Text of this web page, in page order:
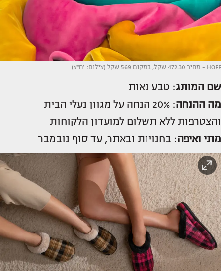
HOFF - מחיר 472.30 שקל, במקום 569 שקל (צילום: יח''צ)
שם המותג: טבע נאות
מה ההנחה
: 20% הנחה על מגוון נעלי הבית
והצטרפות ללא תשלום למועדון הלקוחות
מתי ואיפה: בחנויות ובאתר, עד סוף נובמבר